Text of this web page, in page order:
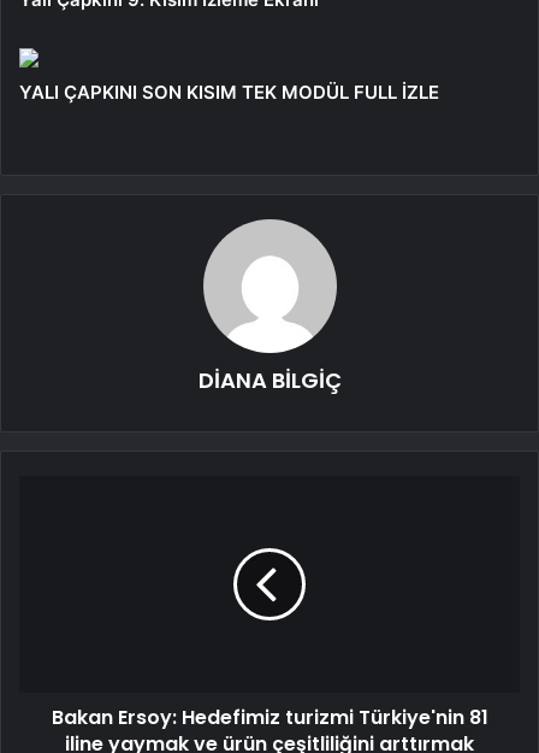
YALI ÇAPKINI SON KISIM TEK MODÜL FULL İZLE
DİANA BİLGİÇ
Bakan Ersoy: Hedefimiz turizmi Türkiye'nin 81
iline yaymak ve ürün çeşitliliğini arttırmak